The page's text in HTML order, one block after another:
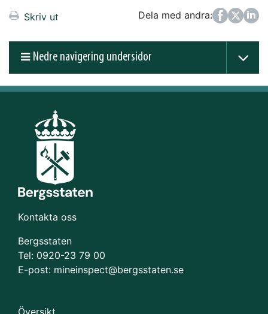
Skriv ut Dela med andra:
FacebookTwitter
LinkedIn
Nedre navigering undersidor
Kontakta oss
Bergsstaten
Tel: 0920-23 79 00
E-post: mineinspect@bergsstaten.se
Översikt